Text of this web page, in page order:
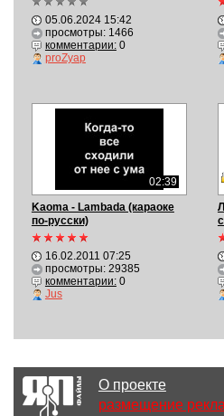
05.06.2024 15:42
просмотры: 1466
комментарии:0
proZyap
02:39
Kaoma - Lambada (караоке
по-русски)
16.02.2011 07:25
просмотры: 29385
комментарии:0
Jus
О проекте
размещение